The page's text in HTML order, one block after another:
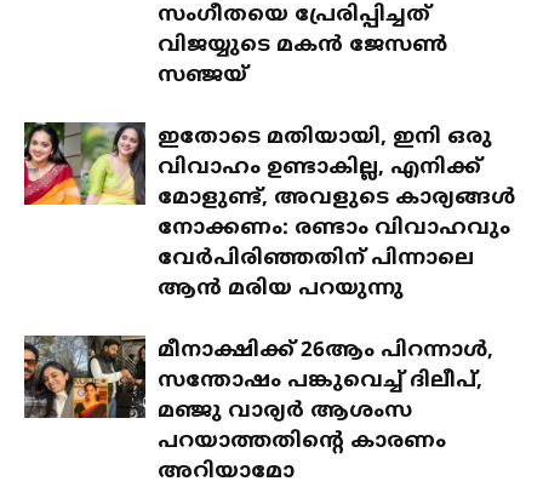
സംഗീതയെ പ്രേരിപ്പിച്ചത്
വിജയ്യുടെ മകൻ ജേസൺ
സഞ്ജയ്
ഇതോടെ മതിയായി, ഇനി ഒരു
വിവാഹം ഉണ്ടാകില്ല, എനിക്ക്
മോളുണ്ട്, അവളുടെ കാര്യങ്ങൾ
നോക്കണം: രണ്ടാം വിവാഹവും
വേർപിരിഞ്ഞതിന് പിന്നാലെ
ആൻ മരിയ പറയുന്നു
മീനാക്ഷിക്ക് 26ആം പിറന്നാൾ,
സന്തോഷം പങ്കുവെച്ച് ദിലീപ്,
മഞ്ജു വാര്യർ ആശംസ
പറയാത്തതിന്റെ കാരണം
അറിയാമോ